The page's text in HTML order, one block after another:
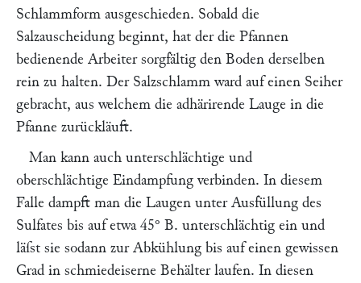
Schlammform ausgeschieden. Sobald die
Salzauscheidung beginnt, hat der die Pfannen
bedienende Arbeiter sorgfältig den Boden derselben
rein zu halten. Der Salzschlamm ward auf einen Seiher
gebracht, aus welchem die adhärirende Lauge in die
Pfanne zurückläuft.
Man kann auch unterschlächtige und
oberschlächtige Eindampfung verbinden. In diesem
Falle dampft man die Laugen unter Ausfüllung des
Sulfates bis auf etwa 45° B. unterschlächtig ein und
läſst sie sodann zur Abkühlung bis auf einen gewissen
Grad in schmiedeiserne Behälter laufen. In diesen